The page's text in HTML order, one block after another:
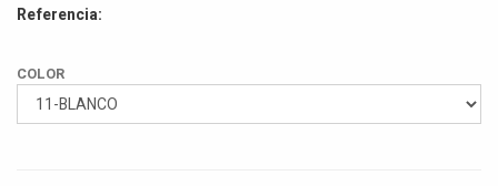
Referencia:
COLOR